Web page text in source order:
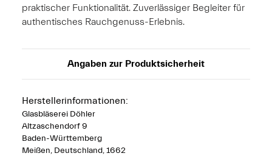
praktischer Funktionalität. Zuverlässiger Begleiter für
authentisches Rauchgenuss-Erlebnis.
Angaben zur Produktsicherheit
Herstellerinformationen:
Glasbläserei Döhler
Altzaschendorf 9
Baden-Württemberg
Meißen, Deutschland, 1662